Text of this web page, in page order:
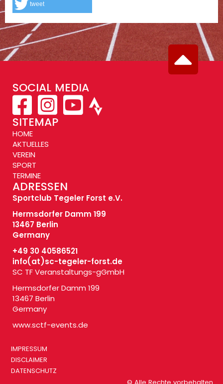
tweet
SOCIAL MEDIA
SITEMAP
HOME
AKTUELLES
VEREIN
SPORT
TERMINE
ADRESSEN
Sportclub Tegeler Forst e.V.
Hermsdorfer Damm 199
13467 Berlin
Germany
+49 30 40586521
info(at)sc-tegeler-forst.de
SC TF Veranstaltungs-gGmbH
Hermsdorfer Damm 199
13467 Berlin
Germany
www.sctf-events.de
IMPRESSUM
DISCLAIMER
DATENSCHUTZ